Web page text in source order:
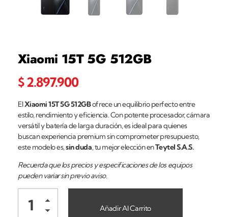
Xiaomi 15T 5G 512GB
$2.897.900
ElXiaomi 15T 5G 512GBofrece un equilibrio perfecto entre
estilo, rendimiento y eficiencia. Con potente procesador, cámara
versátil y batería de larga duración, es ideal para quienes
buscan experiencia premium sin comprometer presupuesto,
este modelo es,sin duda, tu mejor elección enTeytel S.A.S.
Recuerda que los precios y especificaciones de los equipos
pueden variar sin previo aviso.
Añadir Al Carrito